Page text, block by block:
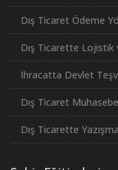
Dış Ticaret Ödeme
Dış Ticarette
İhracatta Devlet
Dış Ticaret
Dış Ticarette